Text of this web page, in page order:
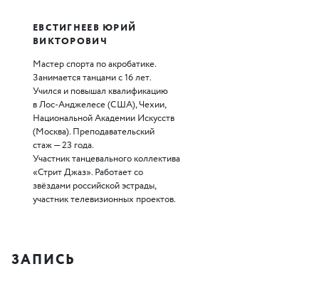
ЕВСТИГНЕЕВ ЮРИЙ
ВИКТОРОВИЧ
Мастер спорта по акробатике.
Занимается танцами с 16 лет.
Учился и повышал квалификацию
в Лос-Анджелесе (США), Чехии,
Национальной Академии Искусств
(Москва). Преподавательский
стаж — 23 года.
Участник танцевального коллектива
«Стрит Джаз». Работает со
звёздами российской эстрады,
участник телевизионных проектов.
ЗАПИСЬ